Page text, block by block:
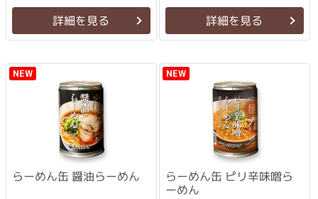
詳細を見る 詳細を見る
NEW
らーめん缶 醤油らーめん
NEW
らーめん缶 ピリ辛味噌ら
ーめん